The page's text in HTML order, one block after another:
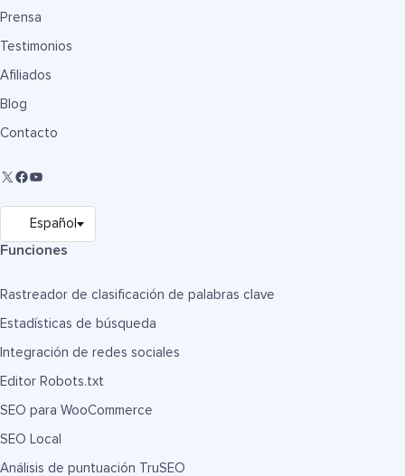
Prensa
Testimonios
Afiliados
Blog
Contacto
Funciones
Rastreador de clasificación de palabras clave
Estadísticas de búsqueda
Integración de redes sociales
Editor Robots.txt
SEO para WooCommerce
SEO Local
Análisis de puntuación TruSEO